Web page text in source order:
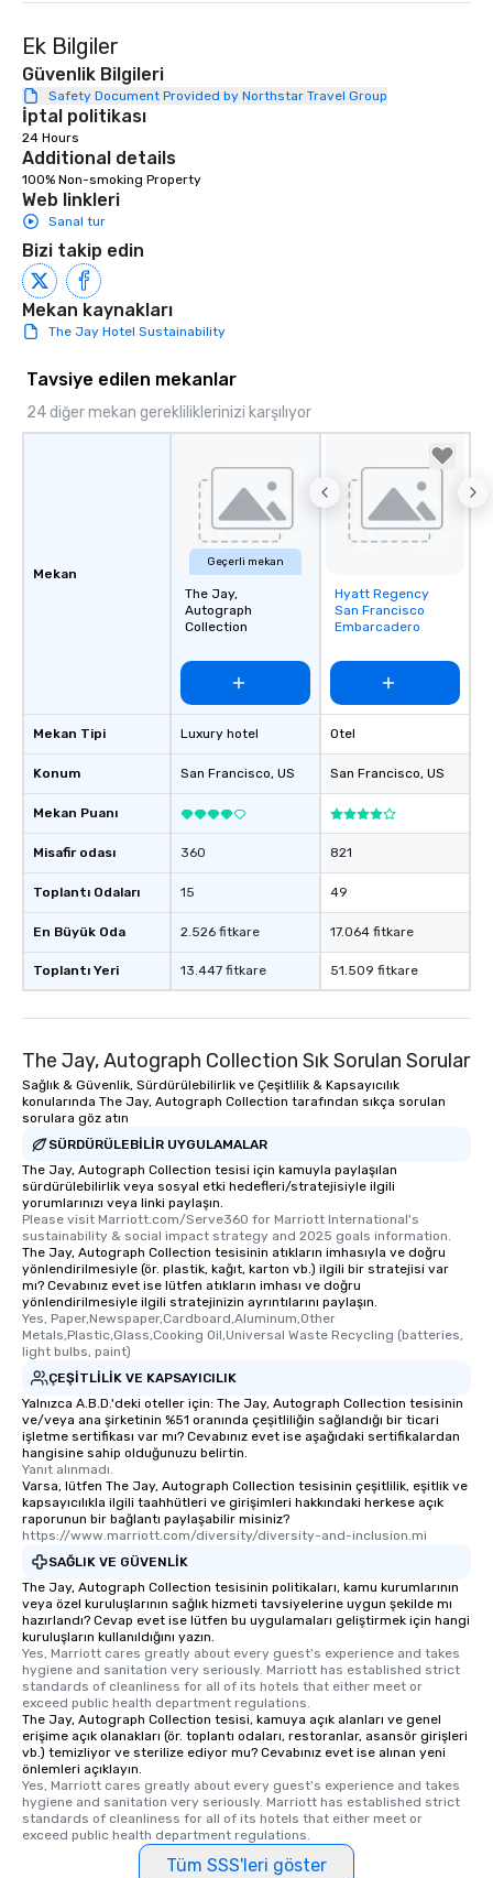
with different people
knowing that
of from the moment
booked to the minute
Since the menu is
date any dietary
allergies for anyone
Smacking Foodie
group members
about waiting in line
restaurant or being
immediate seating
What’s more, your
a special warm
which can be an
those Instagram
For added ease, we
transportation pick-
as well as an event
experience, we can
an evening helicopter
glittering lights of The
to gather and dine
remember. Our one-
are special, from the
last. It’s an
will reminisce about
One of the best
restaurants are within
walking distance of
members a chance to
networking
entertainment. All
knowledgeable,
offering engaging
fascinating stories.
interactive
along the way
ensuring there is
Different Types of
experiences offer the
several renowned
convenient outing,
Ek Bilgiler
Güvenlik Bilgileri
Safety Document Provided by Northstar Travel Group
İptal politikası
24 Hours
Additional details
100% Non-smoking Property
Web linkleri
Sanal tur
Bizi takip edin
Mekan kaynakları
The Jay Hotel Sustainability
Tavsiye edilen mekanlar
24 diğer mekan gerekliliklerinizi karşılıyor
Mekan
Mekan Tipi
Konum
Mekan Puanı
Misafir odası
Toplantı Odaları
En Büyük Oda
Toplantı Yeri
Geçerli mekan
The Jay,
Autograph
Collection
Luxury hotel
San Francisco, US
360
15
2.526 fitkare
13.447 fitkare
Removed from
favorites
Hyatt Regency
San Francisco
Embarcadero
Otel
San Francisco, US
821
49
17.064 fitkare
51.509 fitkare
The Jay, Autograph Collection Sık Sorulan Sorular
Sağlık & Güvenlik, Sürdürülebilirlik ve Çeşitlilik & Kapsayıcılık
konularında The Jay, Autograph Collection tarafından sıkça sorulan
sorulara göz atın
SÜRDÜRÜLEBILIR UYGULAMALAR
The Jay, Autograph Collection tesisi için kamuyla paylaşılan
sürdürülebilirlik veya sosyal etki hedefleri/stratejisiyle ilgili
yorumlarınızı veya linki paylaşın.
Please visit Marriott.com/Serve360 for Marriott International's
sustainability & social impact strategy and 2025 goals information.
The Jay, Autograph Collection tesisinin atıkların imhasıyla ve doğru
yönlendirilmesiyle (ör. plastik, kağıt, karton vb.) ilgili bir stratejisi var
mı? Cevabınız evet ise lütfen atıkların imhası ve doğru
yönlendirilmesiyle ilgili stratejinizin ayrıntılarını paylaşın.
Yes, Paper,Newspaper,Cardboard,Aluminum,Other
Metals,Plastic,Glass,Cooking Oil,Universal Waste Recycling (batteries,
light bulbs, paint)
ÇEŞITLILIK VE KAPSAYICILIK
Yalnızca A.B.D.'deki oteller için: The Jay, Autograph Collection tesisinin
ve/veya ana şirketinin %51 oranında çeşitliliğin sağlandığı bir ticari
işletme sertifikası var mı? Cevabınız evet ise aşağıdaki sertifikalardan
hangisine sahip olduğunuzu belirtin.
Yanıt alınmadı.
Varsa, lütfen The Jay, Autograph Collection tesisinin çeşitlilik, eşitlik ve
kapsayıcılıkla ilgili taahhütleri ve girişimleri hakkındaki herkese açık
raporunun bir bağlantı paylaşabilir misiniz?
https://www.marriott.com/diversity/diversity-and-inclusion.mi
SAĞLIK VE GÜVENLIK
The Jay, Autograph Collection tesisinin politikaları, kamu kurumlarının
veya özel kuruluşlarının sağlık hizmeti tavsiyelerine uygun şekilde mı
hazırlandı? Cevap evet ise lütfen bu uygulamaları geliştirmek için hangi
kuruluşların kullanıldığını yazın.
Yes, Marriott cares greatly about every guest's experience and takes
hygiene and sanitation very seriously. Marriott has established strict
standards of cleanliness for all of its hotels that either meet or
exceed public health department regulations.
The Jay, Autograph Collection tesisi, kamuya açık alanları ve genel
erişime açık olanakları (ör. toplantı odaları, restoranlar, asansör girişleri
vb.) temizliyor ve sterilize ediyor mu? Cevabınız evet ise alınan yeni
önlemleri açıklayın.
Yes, Marriott cares greatly about every guest's experience and takes
hygiene and sanitation very seriously. Marriott has established strict
standards of cleanliness for all of its hotels that either meet or
exceed public health department regulations.
Tüm SSS'leri göster